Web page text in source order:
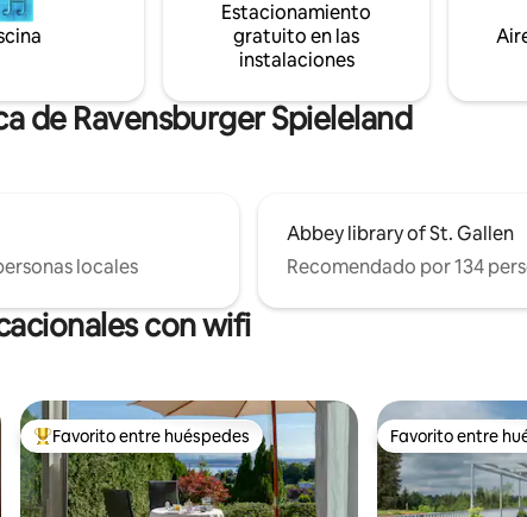
Estacionamiento
gratuito en las
instalaciones
de Ravensburger Spieleland
locales
Abbey library of St. Gallen
Recomendado por 134
con wifi
Favorito entre huéspedes preferido
Favorito entre huéspedes Favorito entre
Favorito entre